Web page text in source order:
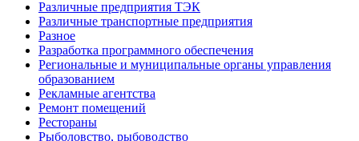
Различные предприятия ТЭК
Различные транспортные предприятия
Разное
Разработка программного обеспечения
Региональные и муниципальные органы управления
образованием
Рекламные агентства
Ремонт помещений
Рестораны
Рыболовство, рыбоводство